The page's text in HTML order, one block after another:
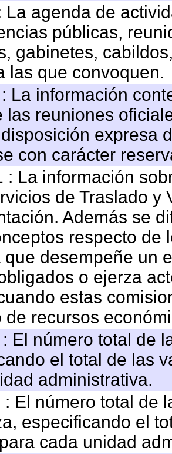
La agenda de
públicas,
gabinetes,
las que convoquen.
La información
las reuniones
expresa
con carácter
: La información
de Traslado y
Además se
respecto de
que desempeñe un
o ejerza
estas
de recursos
: El número total de
el total de las
administrativa.
: El número total de
especificando el
cada unidad